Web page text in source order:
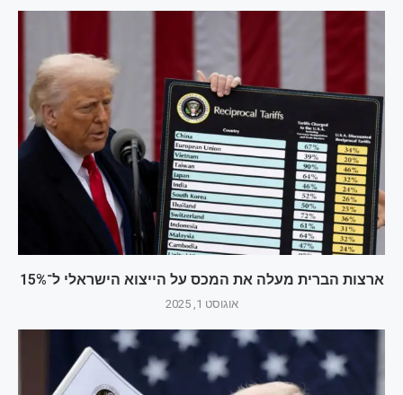
ארצות הברית מעלה את המכס על הייצוא הישראלי ל־15%
אוגוסט 1, 2025